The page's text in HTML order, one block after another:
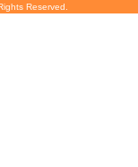
Reserved.